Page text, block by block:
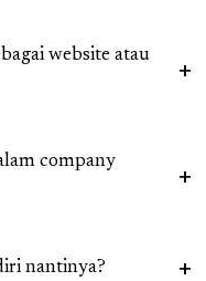
website atau
company
nantinya?